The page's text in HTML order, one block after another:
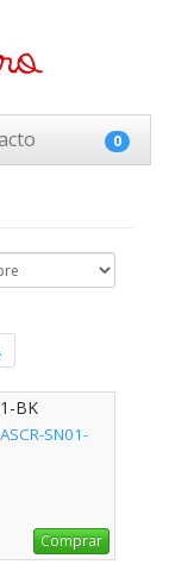
0
BK
SN01-
Comprar